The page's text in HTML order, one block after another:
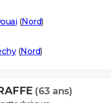
(Nord)
(Nord)
(63 ans)